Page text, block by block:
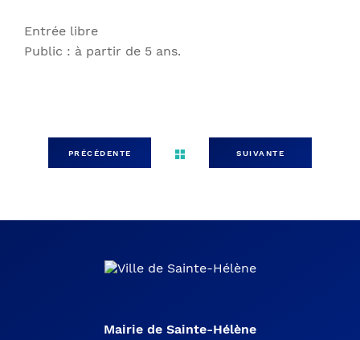
Entrée libre
Public : à partir de 5 ans.
PRÉCÉDENTE SUIVANTE
Mairie de Sainte-Hélène